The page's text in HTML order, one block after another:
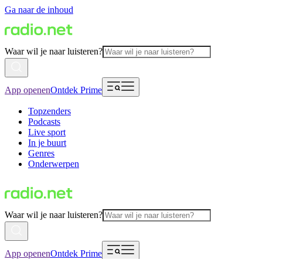
Ga naar de inhoud
Waar wil je naar luisteren?
App openenOntdek Prime
Topzenders
Podcasts
Live sport
In je buurt
Genres
Onderwerpen
Waar wil je naar luisteren?
App openenOntdek Prime